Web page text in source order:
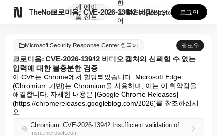
TheNote
제
품
에이
전트
크로미움: CVE-2026-13942 비디오 캡처의 신...
한
국
어
GooglePlay
AppStore 로그인
Microsoft Security Response Center 한국어 팔로우
크로미움: CVE-2026-13942 비디오 캡처의 신뢰할 수 없는
입력에 대한 불충분한 검증
이 CVE는 Chrome에서 할당되었습니다. Microsoft Edge
(Chromium 기반)는 Chromium을 사용하며, 이는 이 취약점을
해결합니다. 자세한 내용은 [Google Chrome Releases]
(https://chromereleases.googleblog.com/2026)를 참조하십시
오.
Chromium: CVE-2026-13942 Insufficient validation of untrusted input in Video Capture
msrc.microsoft.com